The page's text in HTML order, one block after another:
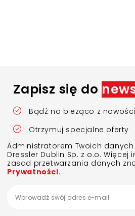
Zapisz się do
Bądź na bieżąco z
Otrzymuj specjalne oferty
Administratorem Twoich
Dressler Dublin Sp. z o.o.
zasad przetwarzania danych
Prywatności.